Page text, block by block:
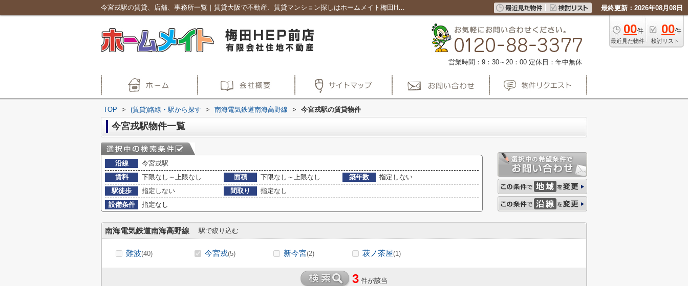
今宮戎駅の賃貸、店舗、事務所一覧｜賃貸大阪で不動産、賃貸マンション探しはホームメイト梅田HEP前店 最終更新：2026年08月08日
00件
最近見た物件
00件
検討リスト
営業時間：9：30～20：00 定休日：年中無休
TOP > (賃貸)路線・駅から探す > 南海電気鉄道南海高野線 > 今宮戎駅の賃貸物件
今宮戎駅物件一覧
沿線
今宮戎駅
賃料
下限なし～上限なし 面積 下限なし～上限なし 築年数
指定しない
駅徒歩
指定しない 間取り
指定なし
設備条件
指定なし
南海電気鉄道南海高野線 駅で絞り込む
難波(40) 今宮戎(5) 新今宮(2) 萩ノ茶屋(1)
3 件が該当